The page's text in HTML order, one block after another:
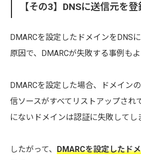
【その3】DNSに送信元を登
DMARCを設定したドメインをDNS
原因で、DMARCが失敗する事例もよ
DMARCを設定した場合、ドメイン
信ソースがすべてリストアップされ
にないドメインは認証に失敗してし
したがって、 DMARCを設定したド